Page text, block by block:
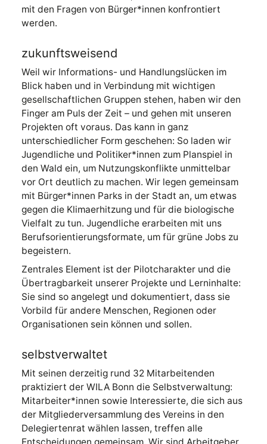
mit den Fragen von Bürger*innen konfrontiert
werden.
zukunftsweisend
Weil wir Informations- und Handlungslücken im
Blick haben und in Verbindung mit wichtigen
gesellschaftlichen Gruppen stehen, haben wir den
Finger am Puls der Zeit – und gehen mit unseren
Projekten oft voraus. Das kann in ganz
unterschiedlicher Form geschehen: So laden wir
Jugendliche und Politiker*innen zum Planspiel in
den Wald ein, um Nutzungskonflikte unmittelbar
vor Ort deutlich zu machen. Wir legen gemeinsam
mit Bürger*innen Parks in der Stadt an, um etwas
gegen die Klimaerhitzung und für die biologische
Vielfalt zu tun. Jugendliche erarbeiten mit uns
Berufsorientierungsformate, um für grüne Jobs zu
begeistern.
Zentrales Element ist der Pilotcharakter und die
Übertragbarkeit unserer Projekte und Lerninhalte:
Sie sind so angelegt und dokumentiert, dass sie
Vorbild für andere Menschen, Regionen oder
Organisationen sein können und sollen.
selbstverwaltet
Mit seinen derzeitig rund 32 Mitarbeitenden
praktiziert der WILA Bonn die Selbstverwaltung:
Mitarbeiter*innen sowie Interessierte, die sich aus
der Mitgliederversammlung des Vereins in den
Delegiertenrat wählen lassen, treffen alle